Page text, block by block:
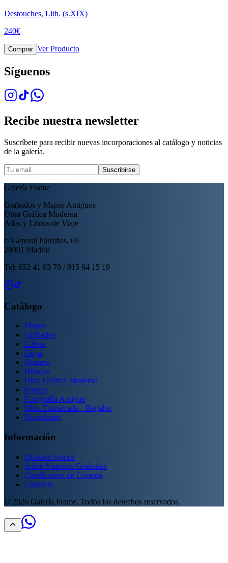
Destouches, Lith. (s.XIX)
240€
Comprar Ver Producto
Síguenos
Recibe nuestra newsletter
Suscríbete para recibir nuevas incorporaciones al catálogo y noticias
de la galería.
Suscribirse
Galería Frame
Grabados y Mapas Antiguos
Obra Gráfica Moderna
Atlas y Libros de Viaje
c/ General Pardiñas, 69
28001 Madrid
Tel: 652 41 03 78 / 915 64 15 19
Catálogo
Mapas
Grabados
Libros
Goya
Piranesi
Dibujos
Obra Gráfica Moderna
Posters
Fotografía Antigua
Obra Enmarcada - Regalos
Novedades
Información
Quiénes Somos
Sobre Nuestros Grabados
Condiciones de Compra
Contacto
© 2026 Galería Frame. Todos los derechos reservados.